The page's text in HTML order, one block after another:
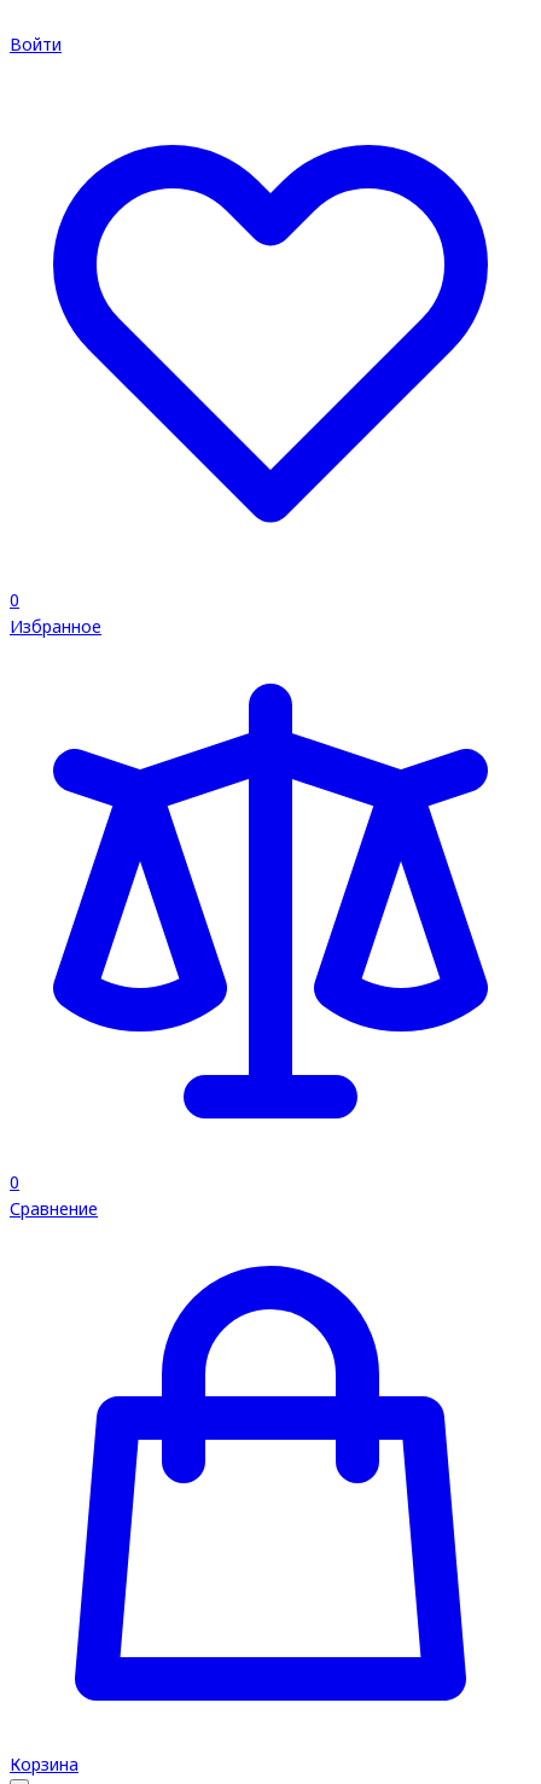
Войти
0
Избранное
0
Сравнение
Корзина